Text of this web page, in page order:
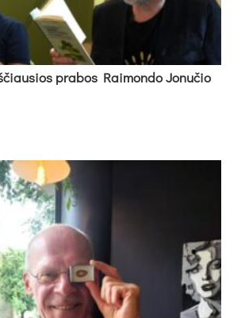
pra­bos Rai­mon­do Jo­nu­čio